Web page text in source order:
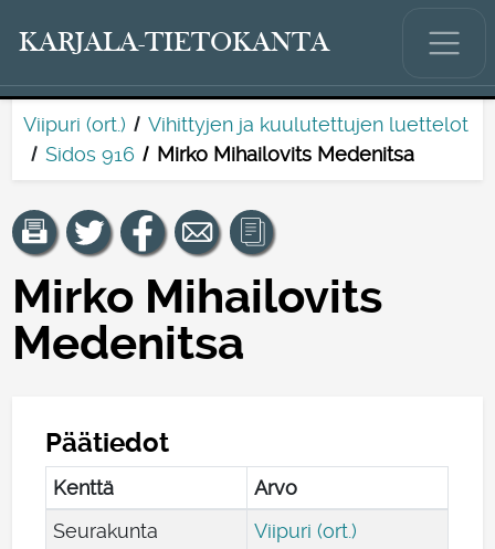
KARJALA-TIETOKANTA
Viipuri (ort.)
Vihittyjen ja kuulutettujen luettelot
Sidos 916
Mirko Mihailovits Medenitsa
Mirko Mihailovits
Medenitsa
Päätiedot
Kenttä
Arvo
Seurakunta
Viipuri (ort.)